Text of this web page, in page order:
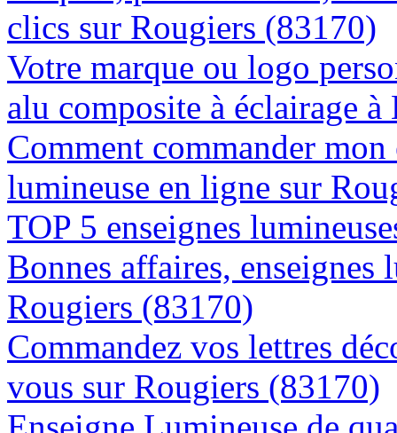
clics sur Rougiers (83170)
Votre marque ou logo
alu composite à éclairage
Comment commander
lumineuse en ligne sur
TOP 5 enseignes
Bonnes affaires, enseignes
Rougiers (83170)
Commandez vos lettres
vous sur Rougiers (83170)